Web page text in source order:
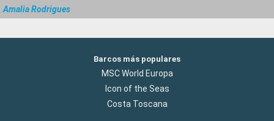
Amalia Rodrigues
Barcos más populares
MSC World Europa
Icon of the Seas
Costa Toscana